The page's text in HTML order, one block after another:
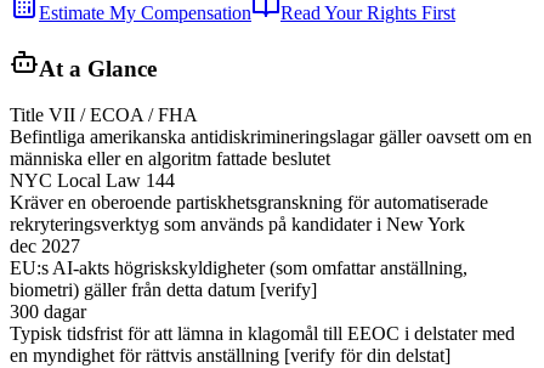
Estimate My Compensation Read Your Rights First
At a Glance
Title VII / ECOA / FHA
Befintliga amerikanska antidiskrimineringslagar gäller oavsett om en
människa eller en algoritm fattade beslutet
NYC Local Law 144
Kräver en oberoende partiskhetsgranskning för automatiserade
rekryteringsverktyg som används på kandidater i New York
dec 2027
EU:s AI-akts högriskskyldigheter (som omfattar anställning,
biometri) gäller från detta datum [verify]
300 dagar
Typisk tidsfrist för att lämna in klagomål till EEOC i delstater med
en myndighet för rättvis anställning [verify för din delstat]